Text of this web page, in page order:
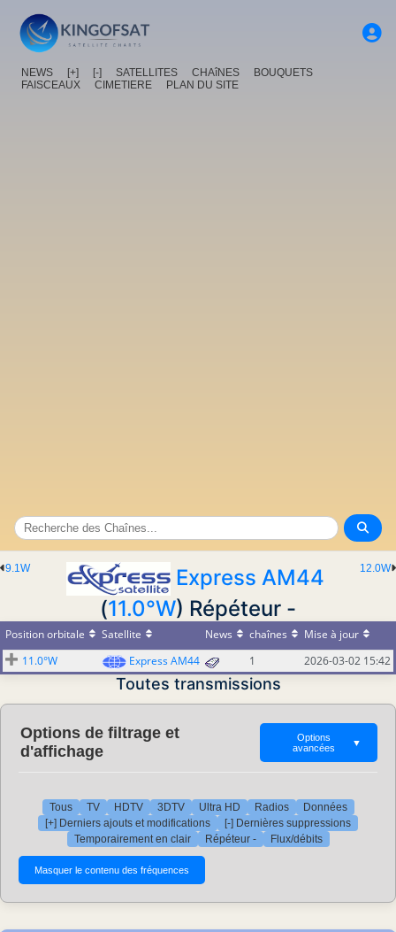
NEWS [+] [-] SATELLITES CHAîNES
BOUQUETS
FAISCEAUX
CIMETIERE PLAN DU SITE
12.0W
9.1W
Express AM44
(11.0°W) Répéteur -
Position orbitale Satellite News chaînes
Mise à jour
11.0°W
Express AM44 1 2026-03-02 15:42
Toutes transmissions
Options de filtrage et
d'affichage
Options
avancées
▼
Tous TV HDTV 3DTV Ultra HD Radios
Données
[+] Derniers ajouts et modifications
[-] Dernières suppressions
Temporairement en clair
Répéteur - Flux/débits